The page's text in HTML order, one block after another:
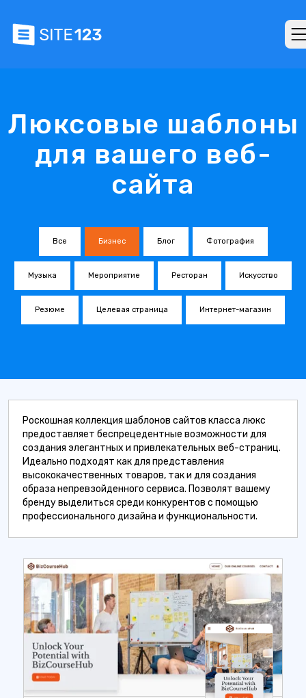
Люксовые шаблоны
для вашего веб-
сайта
Все Бизнес Блог Фотография
Музыка Мероприятие Ресторан Искусство
Резюме Целевая страница Интернет-магазин
Роскошная коллекция шаблонов сайтов класса люкс
предоставляет беспрецедентные возможности для
создания элегантных и привлекательных веб-страниц.
Идеально подходят как для представления
высококачественных товаров, так и для создания
образа непревзойденного сервиса. Позволят вашему
бренду выделиться среди конкурентов с помощью
профессионального дизайна и функциональности.